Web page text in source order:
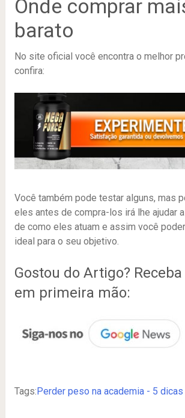
Onde comprar
barato
No site oficial você encontra o melhor
confira:
Você também pode testar alguns, mas
eles antes de compra-los irá lhe ajudar
de como eles atuam e assim você
ideal para o seu objetivo.
Gostou do Artigo?
em primeira mão:
Tags: Perder peso na academia - 5